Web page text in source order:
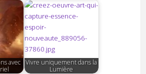
avec Vivre uniquement dans la
Lumière